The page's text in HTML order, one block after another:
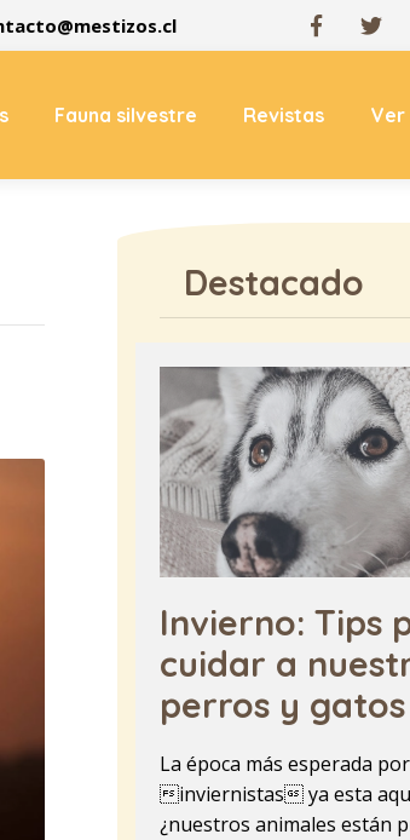
Fauna silvestre Revistas Ver
Destacado
Invierno: Tips
cuidar a
perros y gatos
La época más esperada
inviernistas ya esta
¿nuestros animales están